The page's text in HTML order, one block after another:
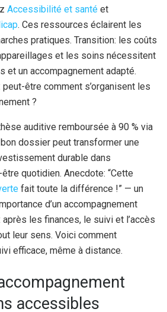
Accessibilité et santé et
. Ces ressources éclairent les
pratiques. Transition: les coûts
et les soins nécessitent
et un accompagnement adapté.
être comment s’organisent les
?
auditive remboursée à 90 % via
dossier peut transformer une
durable dans
quotidien. Anecdote: “Cette
fait toute la différence !” — un
d’un accompagnement
après les finances, le suivi et l’accès
leur sens. Voici comment
efficace, même à distance.
accessibles